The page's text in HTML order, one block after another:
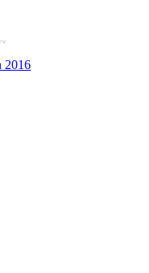
2016